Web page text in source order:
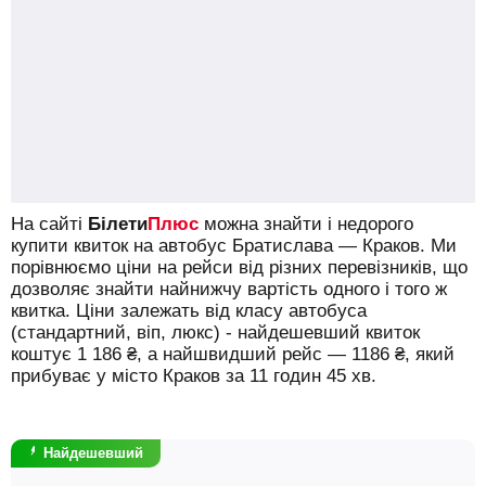
Знайти квиток
На сайті БілетиПлюс можна знайти і недорого
купити квиток на автобус Братислава — Краков. Ми
порівнюємо ціни на рейси від різних перевізників, що
дозволяє знайти найнижчу вартість одного і того ж
квитка. Ціни залежать від класу автобуса
(стандартний, віп, люкс) - найдешевший квиток
коштує 1 186 ₴, а найшвидший рейс — 1186 ₴, який
прибуває у місто Краков за 11 годин 45 хв.
Найдешевший